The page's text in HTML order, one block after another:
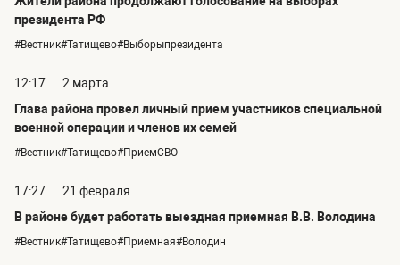
президента РФ
#Вестник#Татищево#Выборыпрезидента
12:17
2 марта
Глава района провел личный прием участников специальной
военной операции и членов их семей
#Вестник#Татищево#ПриемСВО
17:27
21 февраля
В районе будет работать выездная приемная В.В. Володина
#Вестник#Татищево#Приемная#Володин